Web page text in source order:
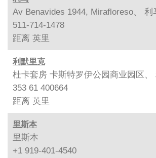
Av Benavides 1944, Mirafloreso、 利
511-714-1478
距离 英里
利默里克
杜卡套房 卡斯特罗伊公园商业园区、
353 61 400664
距离 英里
里斯本
里斯本
+1 919-401-4540